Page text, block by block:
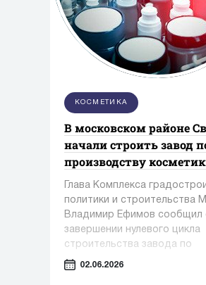
КОСМЕТИКА
В московском районе
начали строить завод
производству
Глава Комплекса
политики и строительства
Владимир Ефимов сообщил
завершении нулевого цикла
строительства завода по
производству косметики и
02.06.2026